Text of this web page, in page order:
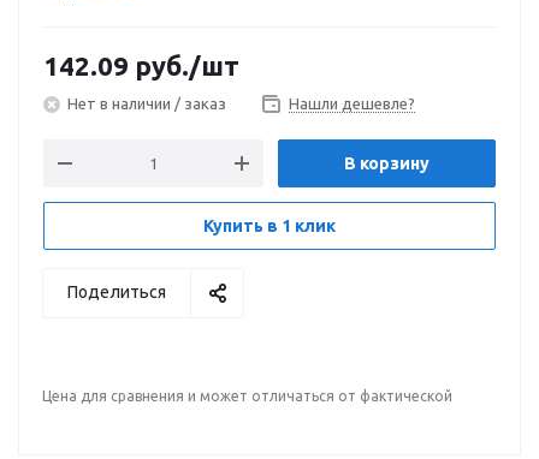
142.09 руб./шт
Нет в наличии / заказ Нашли дешевле?
В корзину
Купить в 1 клик
Поделиться
Цена для сравнения и может отличаться от фактической